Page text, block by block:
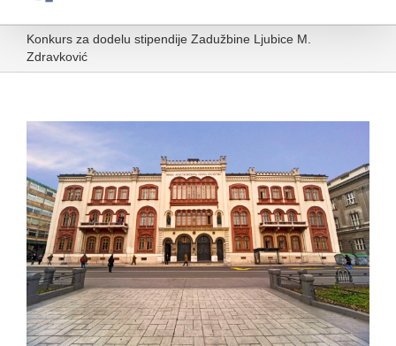
Konkurs za dodelu stipendije Zadužbine Ljubice M.
Zdravković
View
Larger
Image